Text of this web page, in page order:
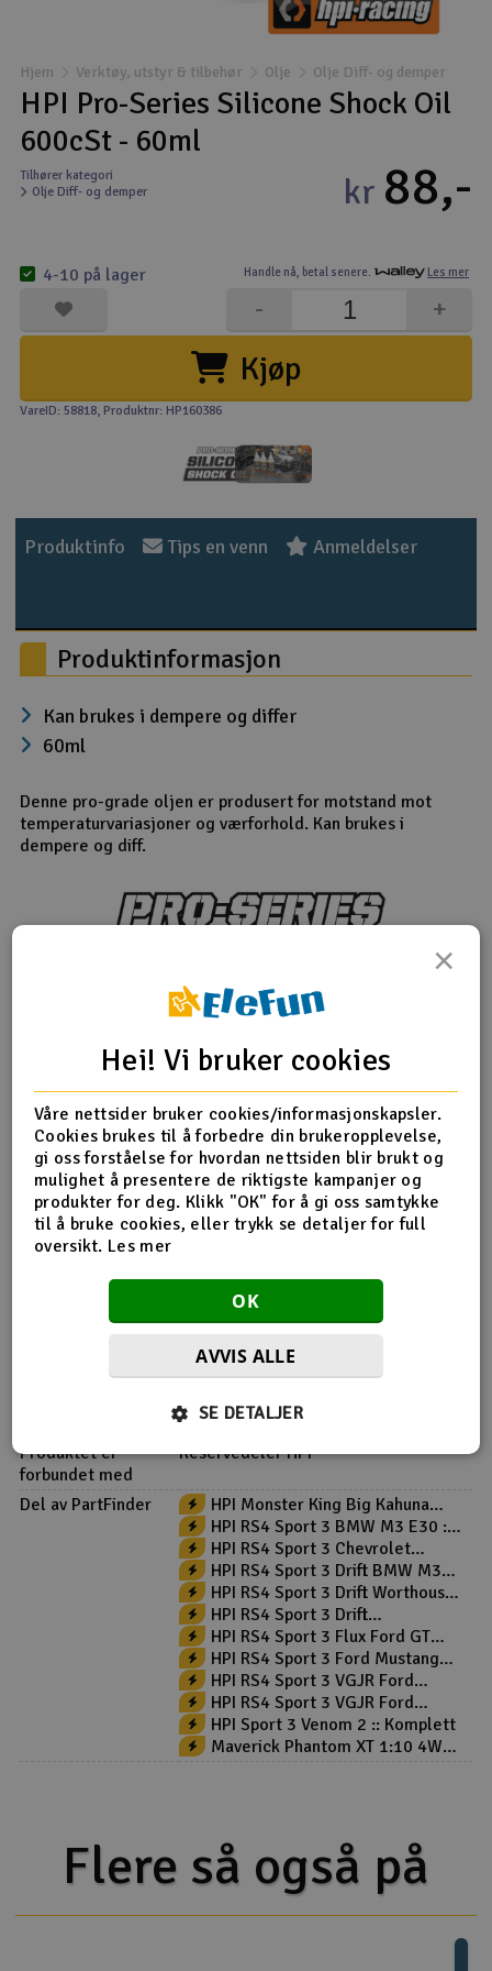
Droner
Droner for FPV
Fly
Helikopter
Kamerautstyr
Modellbygging, LEGO & byggesett
Modelljernbane
Motor & tilbehør
Outlet
Raketter
Solenergi
Sparkesykler & elkjøretøy
Gavekort
Hjem Verktøy, utstyr & tilbehør Olje Olje Diff- og demper
HPI Pro-Series Silicone Shock Oil
600cSt - 60ml
Tilhører kategori
Olje Diff- og demper
Handle nå, betal senere. Les mer
kr 88,-
Kjøp
+
-
4-10 på lager
VareID: 58818, Produktnr: HP160386
Produktinfo Tips en venn Anmeldelser
Produktinformasjon
Kan brukes i dempere og differ
60ml
Denne pro-grade oljen er produsert for motstand mot
temperaturvariasjoner og værforhold. Kan brukes i
dempere og diff.
Produktet er
forbundet med
Reservedeler HPI
Del av PartFinder
HPI Monster King Big Kahuna
Ford Bronco 4400
HPI RS4 Sport 3 BMW M3 E30 ::
Komplett
HPI RS4 Sport 3 Chevrolet
Camaro Z28 :: Komplett
HPI RS4 Sport 3 Drift BMW M3
E30 :: Komplett
HPI RS4 Sport 3 Drift Worthouse
:: Komplett
HPI RS4 Sport 3 Drift
Yoshihara::Komplett
HPI RS4 Sport 3 Flux Ford GT
Heritage RTR
HPI RS4 Sport 3 Ford Mustang
Mach-E :: Komplett
HPI RS4 Sport 3 VGJR Ford
Mustang :: Komplett
HPI RS4 Sport 3 VGJR Ford
Mustang V2 :: Komplett
HPI Sport 3 Venom 2 :: Komplett
Maverick Phantom XT 1:10 4WD
Flere så også på
×
Hei! Vi bruker cookies
Våre nettsider bruker cookies/informasjonskapsler.
Cookies brukes til å forbedre din brukeropplevelse,
gi oss forståelse for hvordan nettsiden blir brukt og
mulighet å presentere de riktigste kampanjer og
produkter for deg. Klikk "OK" for å gi oss samtykke
til å bruke cookies, eller trykk se detaljer for full
oversikt. Les mer
OK
AVVIS ALLE
SE DETALJER